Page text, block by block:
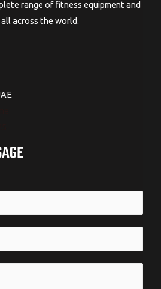
range of fitness equipment and
all across the world.